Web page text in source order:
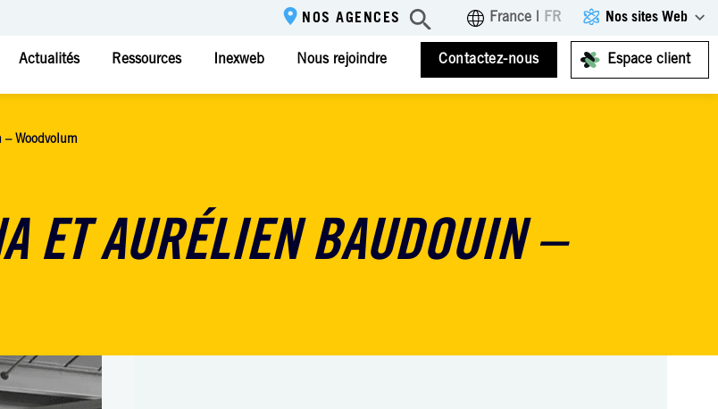
NOS AGENCES France FR Nos sites Web
Actualités Ressources Inexweb Nous rejoindre Contactez-nous Espace client
Woodvolum
ET AURÉLIEN BAUDOUIN –